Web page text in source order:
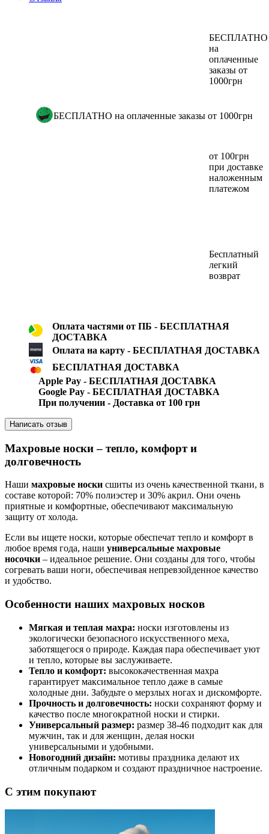
БЕСПЛАТНО
на
оплаченные
заказы от
1000грн
БЕСПЛАТНО на оплаченные заказы от 1000грн
от 100грн
при доставке
наложенным
платежом
Бесплатный
легкий
возврат
Оплата частями от ПБ - БЕСПЛАТНАЯ
ДОСТАВКА
Оплата на карту - БЕСПЛАТНАЯ ДОСТАВКА
БЕСПЛАТНАЯ ДОСТАВКА
Apple Pay - БЕСПЛАТНАЯ ДОСТАВКА
Google Pay - БЕСПЛАТНАЯ ДОСТАВКА
При получении - Доставка от 100 грн
Написать отзыв
Махровые носки – тепло, комфорт и
долговечность
Наши махровые носки сшиты из очень качественной ткани, в
составе которой: 70% полиэстер и 30% акрил. Они очень
приятные и комфортные, обеспечивают максимальную
защиту от холода.
Если вы ищете носки, которые обеспечат тепло и комфорт в
любое время года, наши универсальные махровые
носочки – идеальное решение. Они созданы для того, чтобы
согревать ваши ноги, обеспечивая непревзойденное качество
и удобство.
Особенности наших махровых носков
Мягкая и теплая махра: носки изготовлены из
экологически безопасного искусственного меха,
заботящегося о природе. Каждая пара обеспечивает уют
и тепло, которые вы заслуживаете.
Тепло и комфорт: высококачественная махра
гарантирует максимальное тепло даже в самые
холодные дни. Забудьте о мерзлых ногах и дискомфорте.
Прочность и долговечность: носки сохраняют форму и
качество после многократной носки и стирки.
Универсальный размер: размер 38-46 подходит как для
мужчин, так и для женщин, делая носки
универсальными и удобными.
Новогодний дизайн: мотивы праздника делают их
отличным подарком и создают праздничное настроение.
С этим покупают